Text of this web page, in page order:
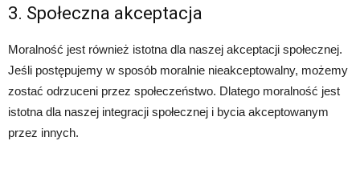
3. Społeczna akceptacja
Moralność jest również istotna dla naszej akceptacji społecznej.
Jeśli postępujemy w sposób moralnie nieakceptowalny, możemy
zostać odrzuceni przez społeczeństwo. Dlatego moralność jest
istotna dla naszej integracji społecznej i bycia akceptowanym
przez innych.